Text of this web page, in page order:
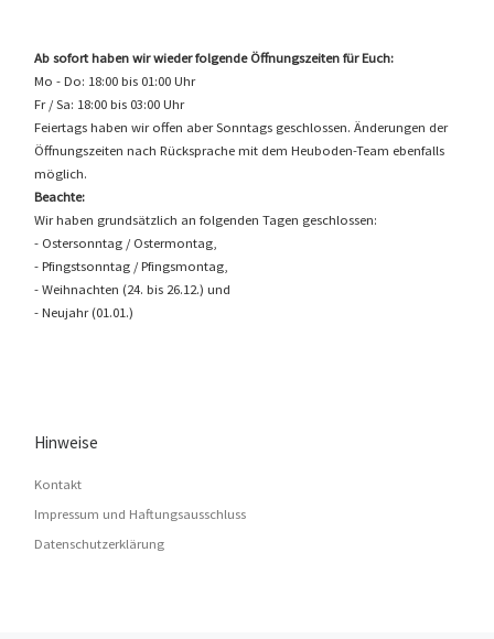
Ab sofort haben wir wieder folgende Öffnungszeiten für Euch:
Mo - Do: 18:00 bis 01:00 Uhr
Fr / Sa: 18:00 bis 03:00 Uhr
Feiertags haben wir offen aber Sonntags geschlossen. Änderungen der
Öffnungszeiten nach Rücksprache mit dem Heuboden-Team ebenfalls
möglich.
Beachte:
Wir haben grundsätzlich an folgenden Tagen geschlossen:
- Ostersonntag / Ostermontag,
- Pfingstsonntag / Pfingsmontag,
- Weihnachten (24. bis 26.12.) und
- Neujahr (01.01.)
Hinweise
Kontakt
Impressum und Haftungsausschluss
Datenschutzerklärung